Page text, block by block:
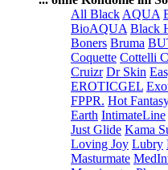
All Black AQUA
BioAQUA Black
Boners Bruma
Coquette Cottelli
Cruizr Dr Skin
EROTICGEL
FPPR. Hot
Earth IntimateLine
Just Glide Kama
Loving Joy Lubry
Masturmate